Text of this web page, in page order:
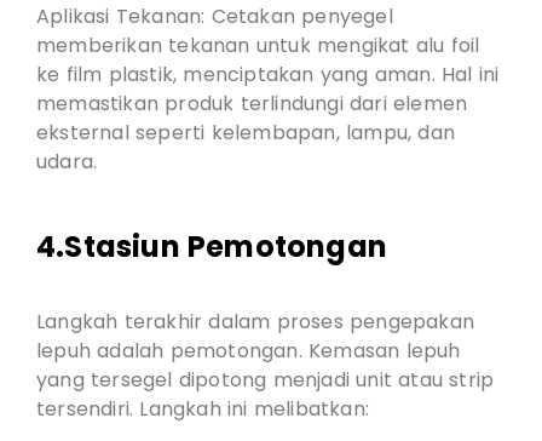
Aplikasi Tekanan: Cetakan penyegel
memberikan tekanan untuk mengikat alu foil
ke film plastik, menciptakan yang aman. Hal ini
memastikan produk terlindungi dari elemen
eksternal seperti kelembapan, lampu, dan
udara.
4.Stasiun Pemotongan
Langkah terakhir dalam proses pengepakan
lepuh adalah pemotongan. Kemasan lepuh
yang tersegel dipotong menjadi unit atau strip
tersendiri. Langkah ini melibatkan: